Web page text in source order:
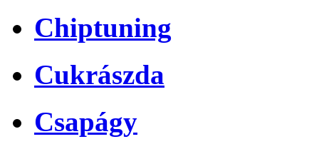
Chiptuning
Cukrászda
Csapágy